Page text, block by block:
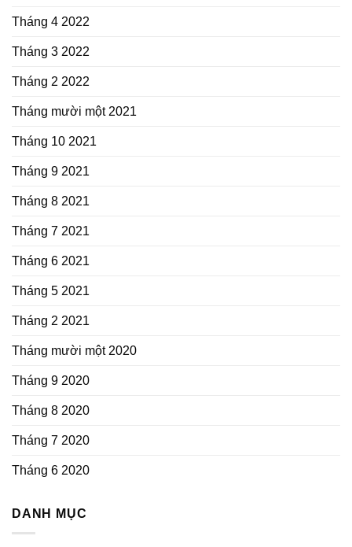
Tháng 4 2022
Tháng 3 2022
Tháng 2 2022
Tháng mười một 2021
Tháng 10 2021
Tháng 9 2021
Tháng 8 2021
Tháng 7 2021
Tháng 6 2021
Tháng 5 2021
Tháng 2 2021
Tháng mười một 2020
Tháng 9 2020
Tháng 8 2020
Tháng 7 2020
Tháng 6 2020
DANH MỤC